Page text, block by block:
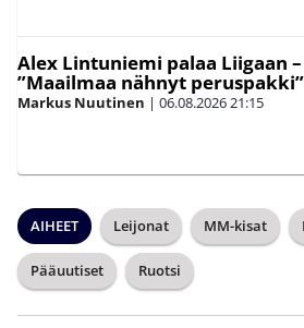
Alex Lintuniemi palaa Liigaan –
”Maailmaa nähnyt peruspakki”
Markus Nuutinen | 06.08.202621:15
AIHEET Leijonat MM-kisat
Pääuutiset Ruotsi